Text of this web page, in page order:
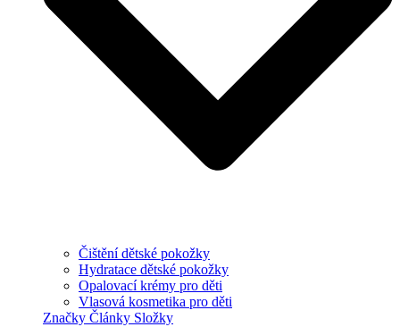
Čištění dětské pokožky
Hydratace dětské pokožky
Opalovací krémy pro děti
Vlasová kosmetika pro děti
Značky Články Složky